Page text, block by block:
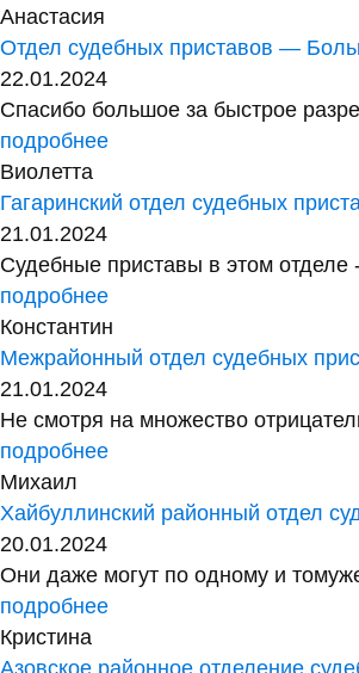
Анастасия
Отдел судебных приставов —
22.01.2024
Спасибо большое за быстрое
подробнее
Виолетта
Гагаринский отдел судебных
21.01.2024
Судебные приставы в этом
подробнее
Константин
Межрайонный отдел судебных
21.01.2024
Не смотря на множество
подробнее
Михаил
Хайбуллинский районный отдел
20.01.2024
Они даже могут по одному и
подробнее
Кристина
Азовское районное отделение